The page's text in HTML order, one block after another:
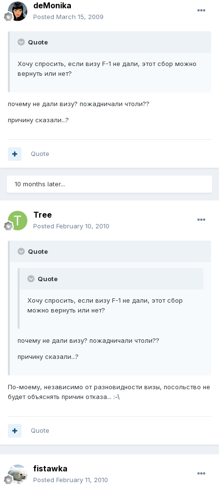
deMonika
Posted March 15, 2009
Quote
Хочу спросить, если визу F-1 не дали, этот сбор можно
вернуть или нет?
почему не дали визу? пожадничали чтоли??
причину сказали...?
Quote
10 months later...
Tree
Posted February 10, 2010
Quote
Quote
Хочу спросить, если визу F-1 не дали, этот сбор
можно вернуть или нет?
почему не дали визу? пожадничали чтоли??
причину сказали...?
По-моему, независимо от разновидности визы, посольство не
будет объяснять причин отказа... :-\
Quote
fistawka
Posted February 11, 2010